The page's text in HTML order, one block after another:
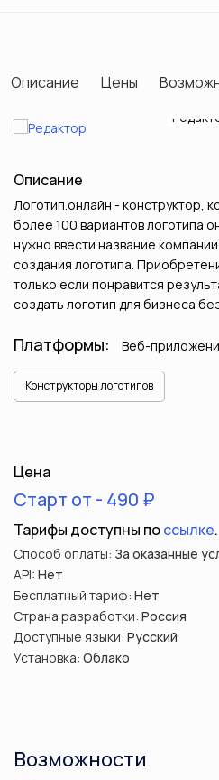
Описание Цены
Описание
Логотип.онлайн - конструктор,
более 100 вариантов логотипа
нужно ввести название
создания логотипа.
только если понравится
создать логотип для бизнеса
Платформы: Веб-
Конструкторы логотипов
Цена
Старт от - 490 ₽
Тарифы доступны поссылке.
Способ оплаты: За оказанные
API: Нет
Бесплатный тариф: Нет
Страна разработки: Россия
Доступные языки: Русский
Установка: Облако
Возможности